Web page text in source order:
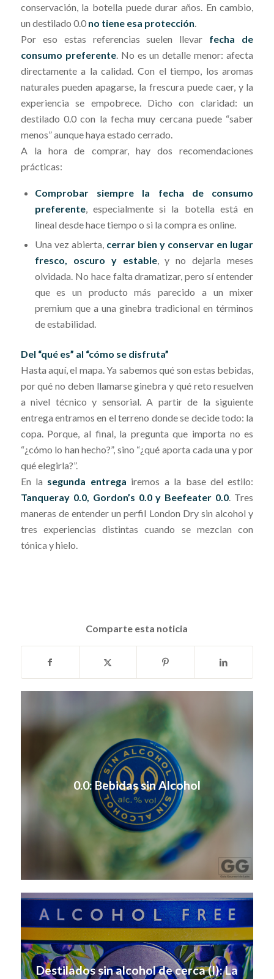
conservación, la botella puede durar años. En cambio,
un destilado 0.0 no tiene esa protección.
Por eso estas referencias suelen llevar fecha de
consumo preferente. No es un detalle menor: afecta
directamente a la calidad. Con el tiempo, los aromas
naturales pueden apagarse, la frescura puede caer, y la
experiencia se empobrece. Dicho con claridad: un
destilado 0.0 con la fecha muy cercana puede “saber
menos” aunque haya estado cerrado.
A la hora de comprar, hay dos recomendaciones
prácticas:
Comprobar siempre la fecha de consumo
preferente, especialmente si la botella está en
lineal desde hace tiempo o si la compra es online.
Una vez abierta, cerrar bien y conservar en lugar
fresco, oscuro y estable, y no dejarla meses
olvidada. No hace falta dramatizar, pero sí entender
que es un producto más parecido a un mixer
premium que a una ginebra tradicional en términos
de estabilidad.
Del “qué es” al “cómo se disfruta”
Hasta aquí, el mapa. Ya sabemos qué son estas bebidas,
por qué no deben llamarse ginebra y qué reto resuelven
a nivel técnico y sensorial. A partir de la siguiente
entrega entramos en el terreno donde se decide todo: la
copa. Porque, al final, la pregunta que importa no es
“¿cómo lo han hecho?”, sino “¿qué aporta cada una y por
qué elegirla?”.
En la segunda entrega iremos a la base del estilo:
Tanqueray 0.0, Gordon’s 0.0 y Beefeater 0.0 . Tres
maneras de entender un perfil London Dry sin alcohol y
tres experiencias distintas cuando se mezclan con
tónica y hielo.
Comparte esta noticia
0.0: Bebidas sin Alcohol
Destilados sin alcohol de cerca (I): La